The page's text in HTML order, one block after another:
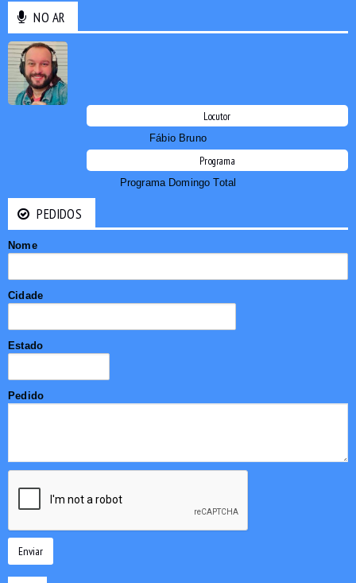
NO AR
Locutor
Fábio Bruno
Programa
Programa Domingo Total
PEDIDOS
Nome
Cidade
Estado
Pedido
Enviar